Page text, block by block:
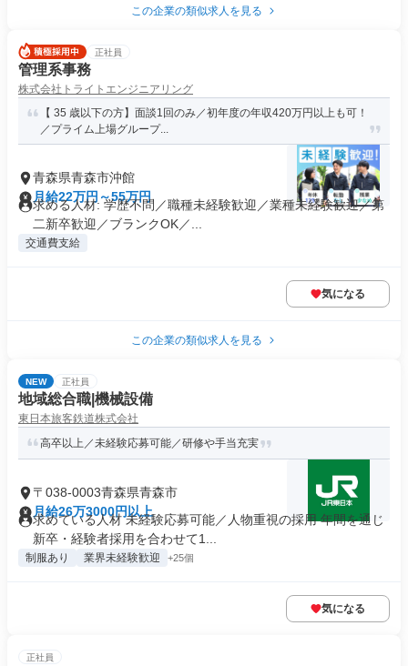
この企業の類似求人を見る
正社員
管理系事務
株式会社トライトエンジニアリング
【 35 歳以下の方】面談1回のみ／初年度の年収420万円以上も可！
／プライム上場グループ...
青森県青森市沖館
月給22万円～55万円
求める人材: 学歴不問／職種未経験歓迎／業種未経験歓迎／第
二新卒歓迎／ブランクOK／...
交通費支給
気になる
この企業の類似求人を見る
NEW 正社員
地域総合職|機械設備
東日本旅客鉄道株式会社
高卒以上／未経験応募可能／研修や手当充実
〒038-0003青森県青森市
月給26万3000円以上
求めている人材 未経験応募可能／人物重視の採用 年間を通じ
新卒・経験者採用を合わせて1...
制服あり 業界未経験歓迎 +25個
気になる
正社員